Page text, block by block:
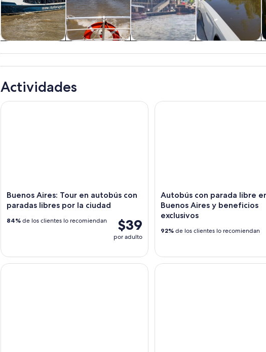
excursiones de
un día
cruceros
personalizados
Actividades
Buenos Aires: Tour en autobús con
paradas libres por la ciudad
$39
por adulto
84% de los clientes lo recomiendan
Buenos Aires: Tour en autobús con paradas libres por la ciudad
Autobús con parada libre
Buenos Aires y beneficios
exclusivos
92% de los clientes lo recomiendan
Autobús con parada libre en
Buenos Aires: visita guiada al cementerio de La Recoleta en inglés
Buenos Aires Bus Hop On-